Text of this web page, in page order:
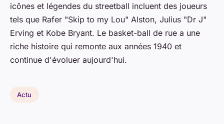
icônes et légendes du streetball incluent des joueurs
tels que Rafer "Skip to my Lou" Alston, Julius "Dr J"
Erving et Kobe Bryant. Le basket-ball de rue a une
riche histoire qui remonte aux années 1940 et
continue d'évoluer aujourd'hui.
Actu